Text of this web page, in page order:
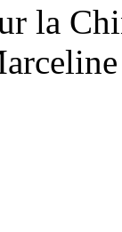
la